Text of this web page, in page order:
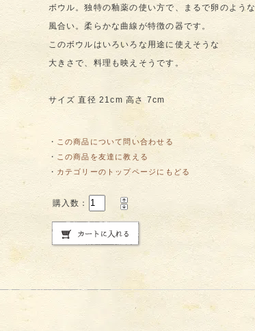
ボウル。独特の釉薬の使い方で、まるで卵のような
風合い。柔らかな曲線が特徴の器です。
このボウルはいろいろな用途に使えそうな
大きさで、料理も映えそうです。
サイズ 直径 21cm 高さ 7cm
・ この商品について問い合わせる
・ この商品を友達に教える
・ カテゴリーのトップページにもどる
購入数：